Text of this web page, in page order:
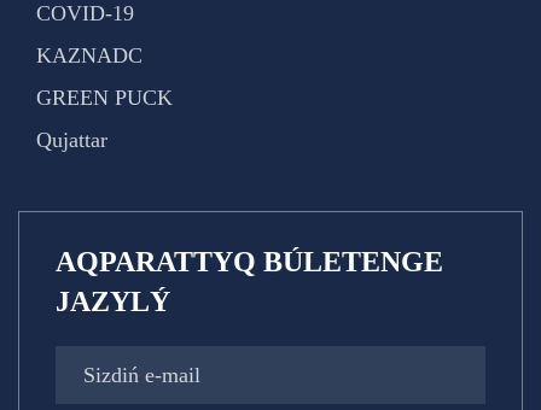
COVID-19
KAZNADC
GREEN PUCK
Qujattar
AQPARATTYQ BÚLETENGE
JAZYLÝ